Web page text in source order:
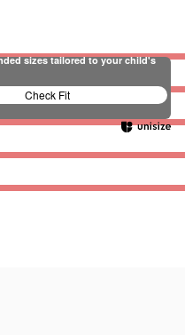
sizes tailored to your child's
Check Fit